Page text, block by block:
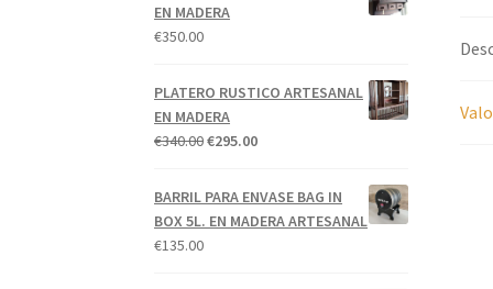
EN MADERA
€350.00
PLATERO RUSTICO ARTESANAL
EN MADERA
€340.00El
original
era:
€295.00El
actual
es:
BARRIL PARA ENVASE BAG IN
BOX 5L. EN MADERA ARTESANAL
€135.00